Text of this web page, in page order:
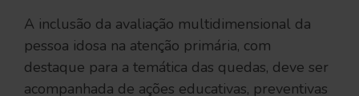
A inclusão da avaliação multidimensional da
pessoa idosa na atenção primária, com
destaque para a temática das quedas, deve ser
acompanhada de ações educativas, preventivas